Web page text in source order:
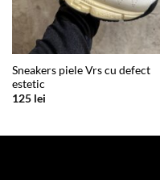
Sneakers piele Vrs cu defect
estetic
125 lei